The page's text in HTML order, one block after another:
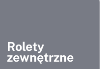
Rolety
zewnętrzne